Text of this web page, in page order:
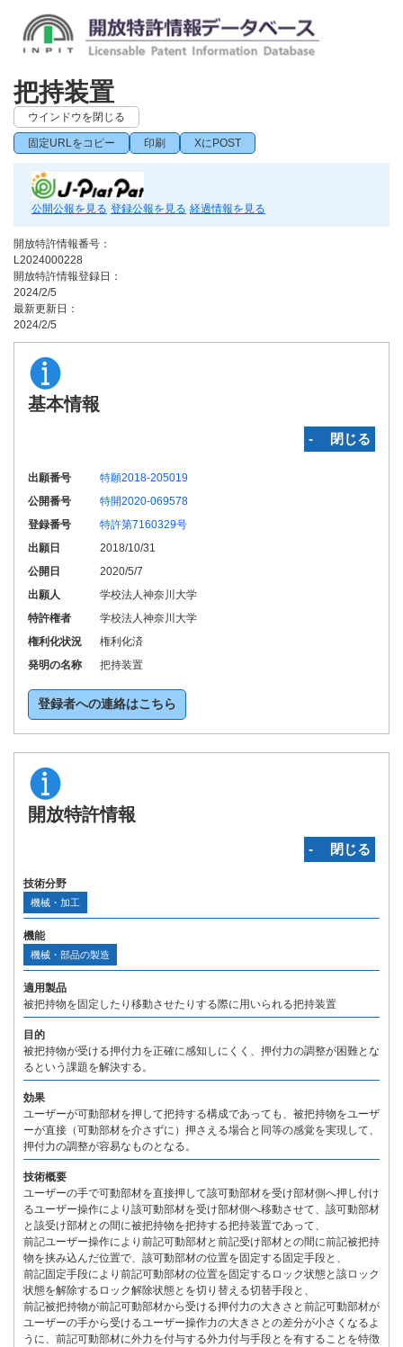
把持装置
ウインドウを閉じる
固定URLをコピー 印刷 XにPOST
公開公報を見る 登録公報を見る 経過情報を見る
開放特許情報番号：
L2024000228
開放特許情報登録日：
2024/2/5
最新更新日：
2024/2/5
基本情報
‐ 閉じる
出願番号
特願2018-205019
公開番号
特開2020-069578
登録番号
特許第7160329号
出願日
2018/10/31
公開日
2020/5/7
出願人
学校法人神奈川大学
特許権者
学校法人神奈川大学
権利化状況
権利化済
発明の名称
把持装置
登録者への連絡はこちら
開放特許情報
‐ 閉じる
技術分野
機械・加工
機能
機械・部品の製造
適用製品
被把持物を固定したり移動させたりする際に用いられる把持装置
目的
被把持物が受ける押付力を正確に感知しにくく、押付力の調整が困難とな
るという課題を解決する。
効果
ユーザーが可動部材を押して把持する構成であっても、被把持物をユーザ
ーが直接（可動部材を介さずに）押さえる場合と同等の感覚を実現して、
押付力の調整が容易なものとなる。
技術概要
ユーザーの手で可動部材を直接押して該可動部材を受け部材側へ押し付け
るユーザー操作により該可動部材を受け部材側へ移動させて、該可動部材
と該受け部材との間に被把持物を把持する把持装置であって、
前記ユーザー操作により前記可動部材と前記受け部材との間に前記被把持
物を挟み込んだ位置で、該可動部材の位置を固定する固定手段と、
前記固定手段により前記可動部材の位置を固定するロック状態と該ロック
状態を解除するロック解除状態とを切り替える切替手段と、
前記被把持物が前記可動部材から受ける押付力の大きさと前記可動部材が
ユーザーの手から受けるユーザー操作力の大きさとの差分が小さくなるよ
うに、前記可動部材に外力を付与する外力付与手段とを有することを特徴